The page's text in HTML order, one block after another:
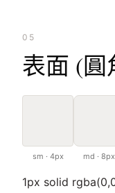
05
表面 (圓
sm · 4px md · 8px
1px solid